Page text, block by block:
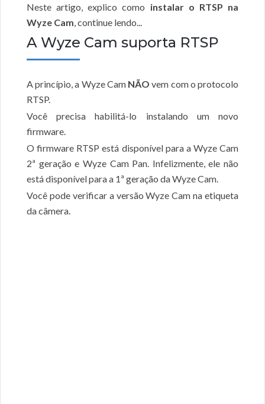
Neste artigo, explico como instalar o RTSP na
Wyze Cam, continue lendo...
A Wyze Cam suporta RTSP
A princípio, a Wyze Cam NÃOvem com o protocolo
RTSP.
Você precisa habilitá-lo instalando um novo
firmware.
O firmware RTSP está disponível para a Wyze Cam
2ª geração e Wyze Cam Pan. Infelizmente, ele não
está disponível para a 1ª geração da Wyze Cam.
Você pode verificar a versão Wyze Cam na etiqueta
da câmera.